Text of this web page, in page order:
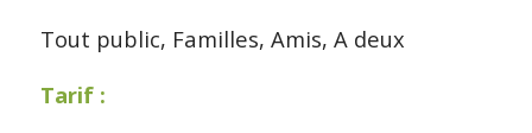
Tout public, Familles, Amis, A deux
Tarif :